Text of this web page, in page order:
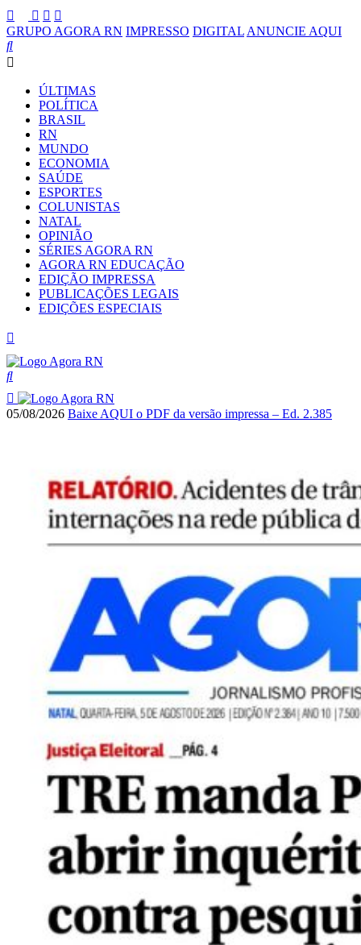
GRUPO AGORA RN IMPRESSO DIGITAL ANUNCIE AQUI
ÚLTIMAS
POLÍTICA
BRASIL
RN
MUNDO
ECONOMIA
SAÚDE
ESPORTES
COLUNISTAS
NATAL
OPINIÃO
SÉRIES AGORA RN
AGORA RN EDUCAÇÃO
EDIÇÃO IMPRESSA
PUBLICAÇÕES LEGAIS
EDIÇÕES ESPECIAIS
05/08/2026 Baixe AQUI o PDF da versão impressa – Ed. 2.385